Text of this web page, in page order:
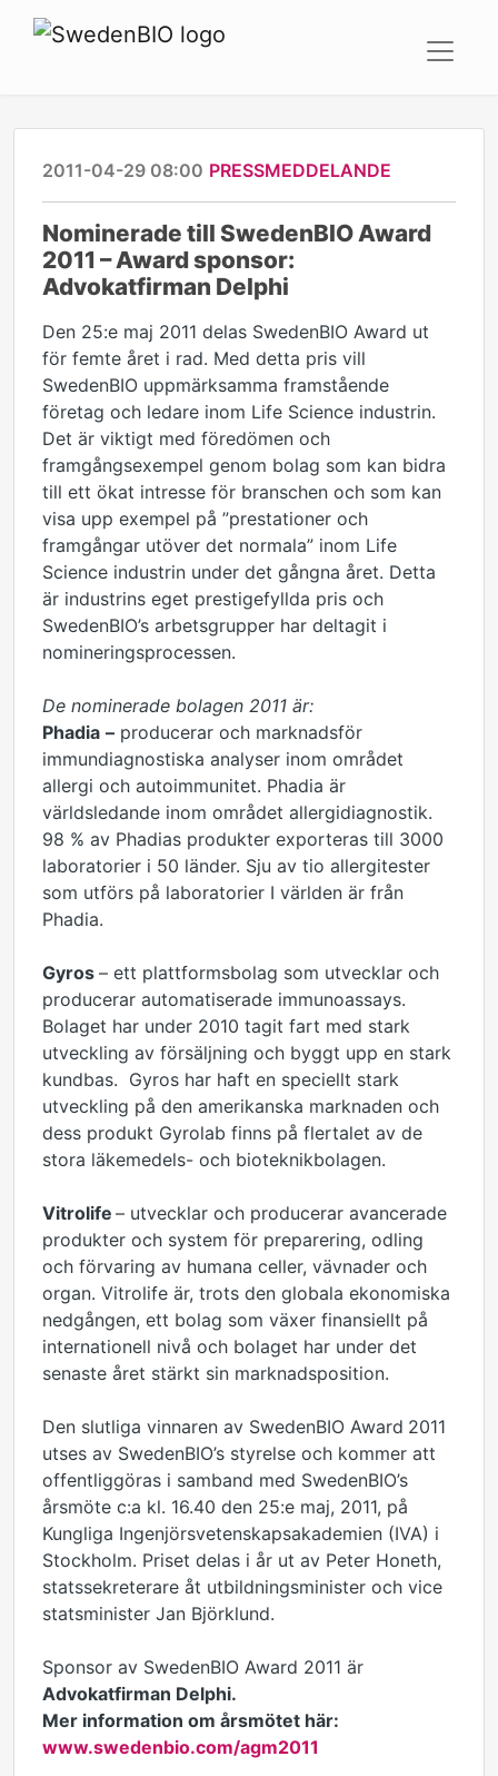
2011-04-29 08:00 PRESSMEDDELANDE
Nominerade till SwedenBIO Award
2011 – Award sponsor:
Advokatfirman Delphi
Den 25:e maj 2011 delas SwedenBIO Award ut
för femte året i rad. Med detta pris vill
SwedenBIO uppmärksamma framstående
företag och ledare inom Life Science industrin.
Det är viktigt med föredömen och
framgångsexempel genom bolag som kan bidra
till ett ökat intresse för branschen och som kan
visa upp exempel på ”prestationer och
framgångar utöver det normala” inom Life
Science industrin under det gångna året. Detta
är industrins eget prestigefyllda pris och
SwedenBIO’s arbetsgrupper har deltagit i
nomineringsprocessen.
De nominerade bolagen 2011 är:
Phadia – producerar och marknadsför
immundiagnostiska analyser inom området
allergi och autoimmunitet. Phadia är
världsledande inom området allergidiagnostik.
98 % av Phadias produkter exporteras till 3000
laboratorier i 50 länder. Sju av tio allergitester
som utförs på laboratorier I världen är från
Phadia.
Gyros – ett plattformsbolag som utvecklar och
producerar automatiserade immunoassays.
Bolaget har under 2010 tagit fart med stark
utveckling av försäljning och byggt upp en stark
kundbas. Gyros har haft en speciellt stark
utveckling på den amerikanska marknaden och
dess produkt Gyrolab finns på flertalet av de
stora läkemedels- och bioteknikbolagen.
Vitrolife – utvecklar och producerar avancerade
produkter och system för preparering, odling
och förvaring av humana celler, vävnader och
organ. Vitrolife är, trots den globala ekonomiska
nedgången, ett bolag som växer finansiellt på
internationell nivå och bolaget har under det
senaste året stärkt sin marknadsposition.
Den slutliga vinnaren av SwedenBIO Award 2011
utses av SwedenBIO’s styrelse och kommer att
offentliggöras i samband med SwedenBIO’s
årsmöte c:a kl. 16.40 den 25:e maj, 2011, på
Kungliga Ingenjörsvetenskapsakademien (IVA) i
Stockholm. Priset delas i år ut av Peter Honeth,
statssekreterare åt utbildningsminister och vice
statsminister Jan Björklund.
Sponsor av SwedenBIO Award 2011 är
Advokatfirman Delphi.
Mer information om årsmötet här:
www.swedenbio.com/agm2011